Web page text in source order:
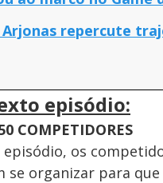
repercute
episódio:
COMPETIDORES
os
se organizar para